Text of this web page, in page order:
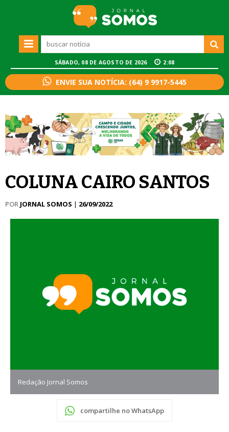
SÁBADO, 08 DE AGOSTO DE 2026 2:08
ENVIE SUA NOTÍCIA: (64) 9 9917-5445
COLUNA CAIRO SANTOS
POR JORNAL SOMOS | 26/09/2022
Redação Jornal Somos
compartilhe no WhatsApp